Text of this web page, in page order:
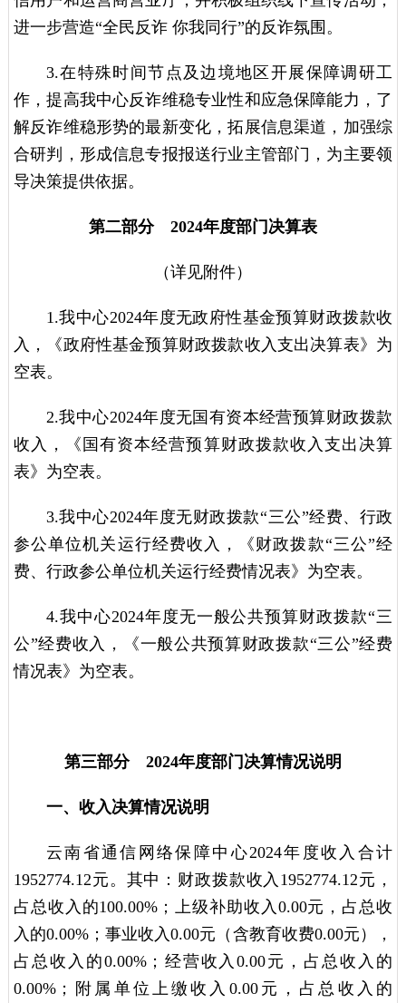
进一步营造“全民反诈 你我同行”的反诈氛围。
3.在特殊时间节点及边境地区开展保障调研工
作，提高我中心反诈维稳专业性和应急保障能力，了
解反诈维稳形势的最新变化，拓展信息渠道，加强综
合研判，形成信息专报报送行业主管部门，为主要领
导决策提供依据。
第二部分 2024年度部门决算表
（详见附件）
1.我中心2024年度无政府性基金预算财政拨款收
入，《政府性基金预算财政拨款收入支出决算表》为
空表。
2.我中心2024年度无国有资本经营预算财政拨款
收入，《国有资本经营预算财政拨款收入支出决算
表》为空表。
3.我中心2024年度无财政拨款“三公”经费、行政
参公单位机关运行经费收入，《财政拨款“三公”经
费、行政参公单位机关运行经费情况表》为空表。
4.我中心2024年度无一般公共预算财政拨款“三
公”经费收入，《一般公共预算财政拨款“三公”经费
情况表》为空表。
第三部分 2024年度部门决算情况说明
一、收入决算情况说明
云南省通信网络保障中心2024年度收入合计
1952774.12元。其中：财政拨款收入1952774.12元，
占总收入的100.00%；上级补助收入0.00元，占总收
入的0.00%；事业收入0.00元（含教育收费0.00元），
占总收入的0.00%；经营收入0.00元，占总收入的
0.00%；附属单位上缴收入0.00元，占总收入的